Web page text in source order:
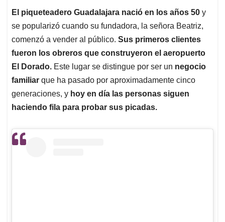
El piqueteadero Guadalajara nació en los años 50 y
se popularizó cuando su fundadora, la señora Beatriz,
comenzó a vender al público. Sus primeros clientes
fueron los obreros que construyeron el aeropuerto
El Dorado. Este lugar se distingue por ser un negocio
familiar que ha pasado por aproximadamente cinco
generaciones, y hoy en día las personas siguen
haciendo fila para probar sus picadas.